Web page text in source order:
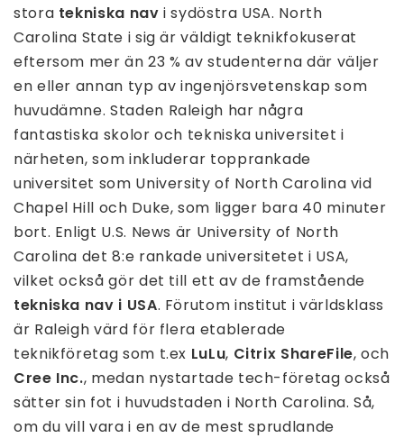
stora tekniska navi sydöstra USA. North
Carolina State i sig är väldigt teknikfokuserat
eftersom mer än 23 % av studenterna där väljer
en eller annan typ av ingenjörsvetenskap som
huvudämne. Staden Raleigh har några
fantastiska skolor och tekniska universitet i
närheten, som inkluderar topprankade
universitet som University of North Carolina vid
Chapel Hill och Duke, som ligger bara 40 minuter
bort. Enligt U.S. News är University of North
Carolina det 8:e rankade universitetet i USA,
vilket också gör det till ett av de framstående
tekniska nav i USA. Förutom institut i världsklass
är Raleigh värd för flera etablerade
teknikföretag som t.ex LuLu, Citrix ShareFile, och
Cree Inc., medan nystartade tech-företag också
sätter sin fot i huvudstaden i North Carolina. Så,
om du vill vara i en av de mest sprudlande